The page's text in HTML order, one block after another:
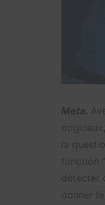
Meta .
la
fonction “
détecter
donner